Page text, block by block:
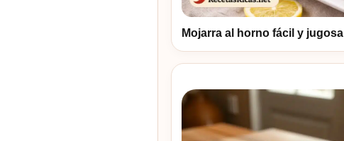
Mojarra al horno fácil y jugosa